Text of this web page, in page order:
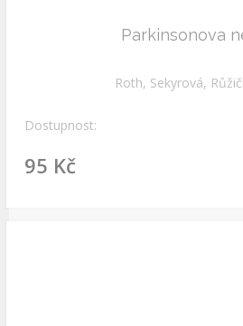
Parkinsonova
Roth, Sekyrová,
Dostupnost:
95 Kč